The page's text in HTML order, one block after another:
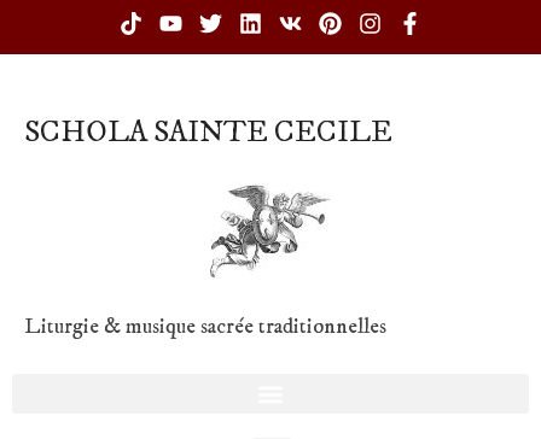
SCHOLA SAINTE CECILE
Liturgie & musique sacrée traditionnelles